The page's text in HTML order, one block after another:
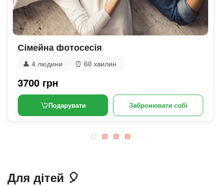
Сімейна фотосесія
👤 4 людини ⏰ 60 хвилин
3700 грн
Подарувати Забронювати собі
Для дітей 🎈